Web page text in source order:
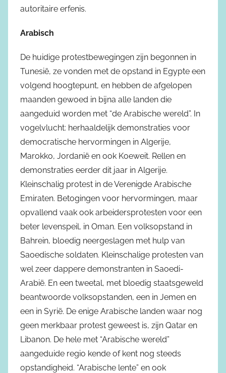
autoritaire erfenis.
Arabisch
De huidige protestbewegingen zijn begonnen in
Tunesië, ze vonden met de opstand in Egypte een
volgend hoogtepunt, en hebben de afgelopen
maanden gewoed in bijna alle landen die
aangeduid worden met “de Arabische wereld”. In
vogelvlucht: herhaaldelijk demonstraties voor
democratische hervormingen in Algerije,
Marokko, Jordanië en ook Koeweit. Rellen en
demonstraties eerder dit jaar in Algerije.
Kleinschalig protest in de Verenigde Arabische
Emiraten. Betogingen voor hervormingen, maar
opvallend vaak ook arbeidersprotesten voor een
beter levenspeil, in Oman. Een volksopstand in
Bahrein, bloedig neergeslagen met hulp van
Saoedische soldaten. Kleinschalige protesten van
wel zeer dappere demonstranten in Saoedi-
Arabië. En een tweetal, met bloedig staatsgeweld
beantwoorde volksopstanden, een in Jemen en
een in Syrië. De enige Arabische landen waar nog
geen merkbaar protest geweest is, zijn Qatar en
Libanon. De hele met “Arabische wereld”
aangeduide regio kende of kent nog steeds
opstandigheid. “Arabische lente” en ook